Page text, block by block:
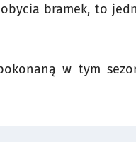
bramek, to
w tym